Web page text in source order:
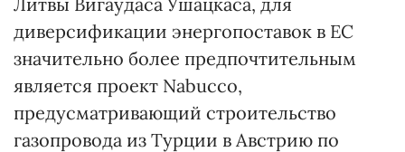
диверсификации энергопоставок в ЕС
значительно более предпочтительным
является проект Nabucco,
предусматривающий строительство
газопровода из Турции в Австрию по